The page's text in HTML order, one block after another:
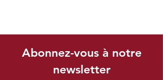
Abonnez-vous à notre
newsletter